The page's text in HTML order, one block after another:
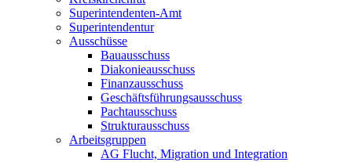
Superintendenten-Amt
Superintendentur
Ausschüsse
Bauausschuss
Diakonieausschuss
Finanzausschuss
Geschäftsführungsausschuss
Pachtausschuss
Strukturausschuss
Arbeitsgruppen
AG Flucht, Migration und Integration